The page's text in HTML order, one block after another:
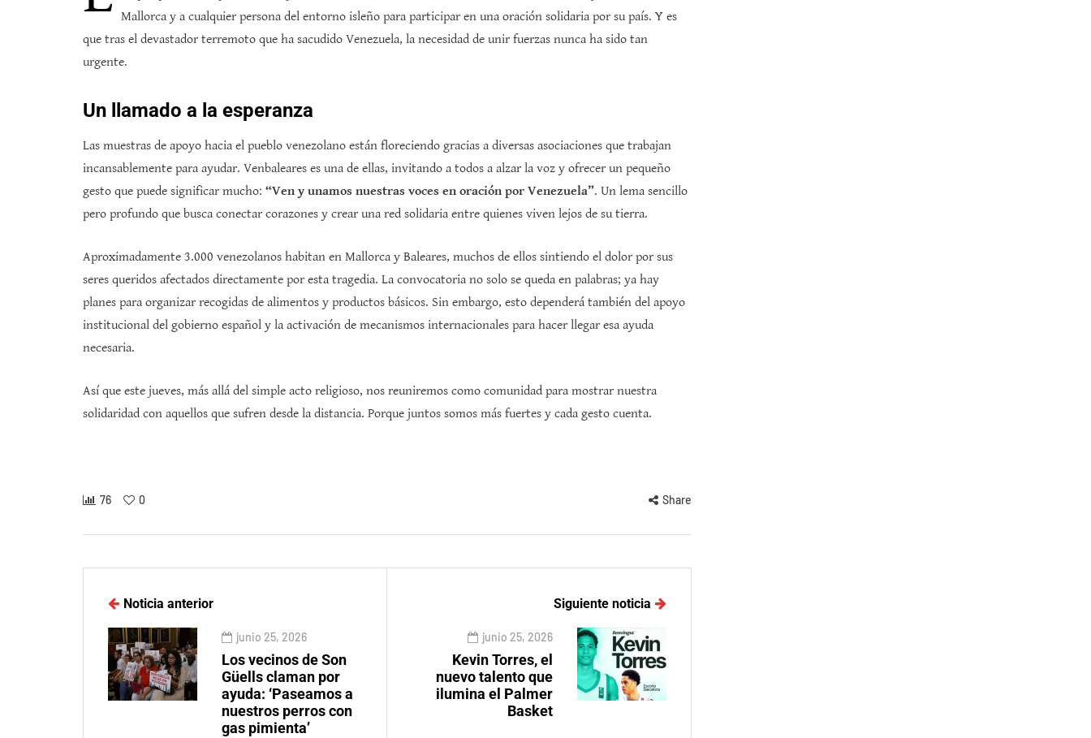
Mallorca y a cualquier persona del entorno isleño para participar en una oración solidaria por su país. Y es
que tras el devastador terremoto que ha sacudido Venezuela, la necesidad de unir fuerzas nunca ha sido tan
urgente.
Un llamado a la esperanza
Las muestras de apoyo hacia el pueblo venezolano están floreciendo gracias a diversas asociaciones que trabajan
incansablemente para ayudar. Venbaleares es una de ellas, invitando a todos a alzar la voz y ofrecer un pequeño
gesto que puede significar mucho: “Ven y unamos nuestras voces en oración por Venezuela”. Un lema sencillo
pero profundo que busca conectar corazones y crear una red solidaria entre quienes viven lejos de su tierra.
Aproximadamente 3.000 venezolanos habitan en Mallorca y Baleares, muchos de ellos sintiendo el dolor por sus
seres queridos afectados directamente por esta tragedia. La convocatoria no solo se queda en palabras; ya hay
planes para organizar recogidas de alimentos y productos básicos. Sin embargo, esto dependerá también del apoyo
institucional del gobierno español y la activación de mecanismos internacionales para hacer llegar esa ayuda
necesaria.
Así que este jueves, más allá del simple acto religioso, nos reuniremos como comunidad para mostrar nuestra
solidaridad con aquellos que sufren desde la distancia. Porque juntos somos más fuertes y cada gesto cuenta.
76 0 Share
Noticia anterior
junio 25, 2026
Los vecinos de Son
Güells claman por
ayuda: ‘Paseamos a
nuestros perros con
gas pimienta’
Siguiente noticia
junio 25, 2026
Kevin Torres, el
nuevo talento que
ilumina el Palmer
Basket